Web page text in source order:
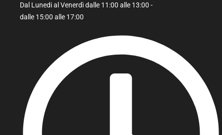
Dal Lunedi al Venerdì dalle 11:00 alle 13:00 -
dalle 15:00 alle 17:00